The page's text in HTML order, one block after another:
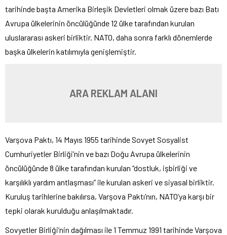
tarihinde başta Amerika Birleşik Devletleri olmak üzere bazı Batı
Avrupa ülkelerinin öncülüğünde 12 ülke tarafından kurulan
uluslararası askeri birliktir. NATO, daha sonra farklı dönemlerde
başka ülkelerin katılımıyla genişlemiştir.
ARA REKLAM ALANI
Varşova Paktı, 14 Mayıs 1955 tarihinde Sovyet Sosyalist
Cumhuriyetler Birliği’nin ve bazı Doğu Avrupa ülkelerinin
öncülüğünde 8 ülke tarafından kurulan “dostluk, işbirliği ve
karşılıklı yardım antlaşması” ile kurulan askeri ve siyasal birliktir.
Kuruluş tarihlerine bakılırsa, Varşova Paktı’nın, NATO’ya karşı bir
tepki olarak kurulduğu anlaşılmaktadır.
Sovyetler Birliği’nin dağılması ile 1 Temmuz 1991 tarihinde Varşova